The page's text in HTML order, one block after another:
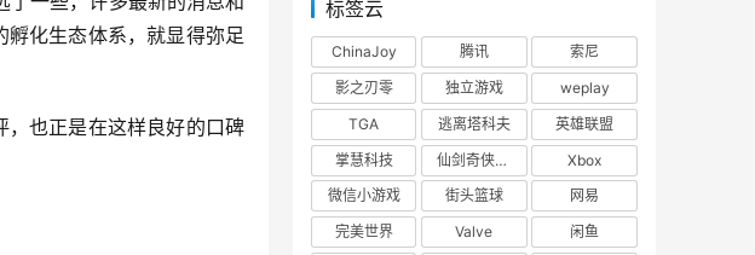
化生态体系，就显得弥足
也正是在这样良好的口碑
标签云
ChinaJoy 腾讯
索尼
影之刃零
独立游戏
weplay
TGA
逃离塔科夫
英雄联盟
掌慧科技
仙剑奇侠传四
Xbox
微信小游戏
街头篮球
网易
完美世界
Valve
闲鱼